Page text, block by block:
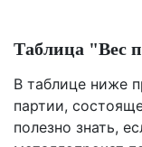
Таблица "Вес
В таблице ниже
партии,
полезно знать,